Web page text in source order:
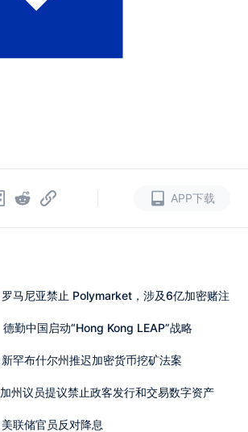
APP下载
罗马尼亚禁止 Polymarket，涉及6亿加密赌注
德勤中国启动“Hong Kong LEAP”战略
新罕布什尔州推迟加密货币挖矿法案
加州议员提议禁止政客发行和交易数字资产
美联储官员反对降息